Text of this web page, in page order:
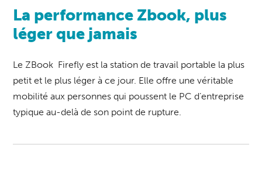
La performance Zbook, plus
léger que jamais
Le ZBook Firefly est la station de travail portable la plus
petit et le plus léger à ce jour. Elle offre une véritable
mobilité aux personnes qui poussent le PC d’entreprise
typique au-delà de son point de rupture.